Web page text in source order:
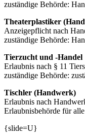
zuständige Behörde:
Theaterplastiker
Anzeigepflicht nach
zuständige Behörde:
Tierzucht und -Handel
Erlaubnis nach § 11
zuständige Behörde:
Tischler (Handwerk)
Erlaubnis nach
Erlaubnisbehörde für
{slide=U}